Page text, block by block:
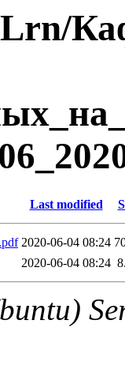
Last modified
2020-06-04 08:24
2020-06-04 08:24